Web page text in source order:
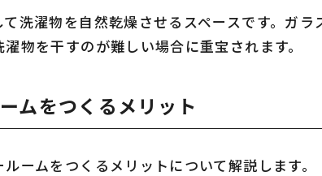
洗濯物を自然乾燥させるスペースです。ガラ
物を干すのが難しい場合に重宝されます。
ムをつくるメリット
ームをつくるメリットについて解説します。